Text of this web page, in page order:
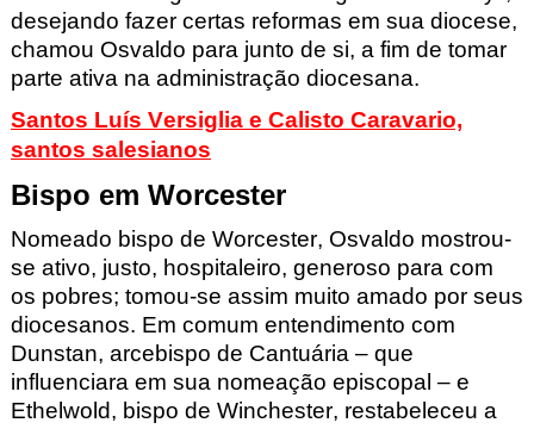
desejando fazer certas reformas em sua diocese,
chamou Osvaldo para junto de si, a fim de tomar
parte ativa na administração diocesana.
Santos Luís Versiglia e Calisto Caravario,
santos salesianos
Bispo em Worcester
Nomeado bispo de Worcester, Osvaldo mostrou-
se ativo, justo, hospitaleiro, generoso para com
os pobres; tomou-se assim muito amado por seus
diocesanos. Em comum entendimento com
Dunstan, arcebispo de Cantuária – que
influenciara em sua nomeação episcopal – e
Ethelwold, bispo de Winchester, restabeleceu a